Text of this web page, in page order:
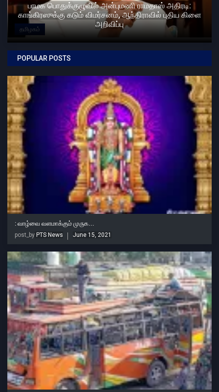
தமிழகம்
பாமக பொதுக்குழுவில் அன்புமணி ராமதாஸ் அதிரடி:
காங்கிரஸுக்கு கடும் விமர்சனம், ஆந்திராவில் புதிய கிளை
அறிவிப்பு
POPULAR POSTS
: வாழ்வை வளமாக்கும் முருக...
post_by PTS News June 15, 2021